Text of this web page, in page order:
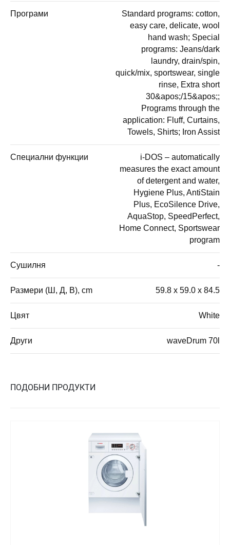
Програми
Standard programs: cotton,
easy care, delicate, wool
hand wash; Special
programs: Jeans/dark
laundry, drain/spin,
quick/mix, sportswear, single
rinse, Extra short
30&apos;/15&apos;;
Programs through the
application: Fluff, Curtains,
Towels, Shirts; Iron Assist
Специални функции
i-DOS – automatically
measures the exact amount
of detergent and water,
Hygiene Plus, AntiStain
Plus, EcoSilence Drive,
AquaStop, SpeedPerfect,
Home Connect, Sportswear
program
Сушилня -
Размери (Ш, Д, В), cm 59.8 x 59.0 x 84.5
Цвят White
Други waveDrum 70l
ПОДОБНИ ПРОДУКТИ